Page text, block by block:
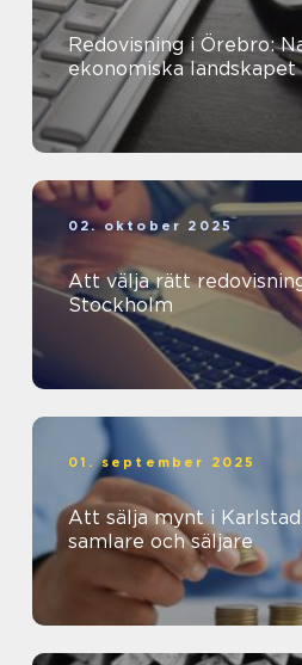
Redovisning i Örebro:
ekonomiska landskapet
02. oktober 2025
Att välja rätt
Stockholm
01. september 2025
Att sälja mynt i
samlare och säljare